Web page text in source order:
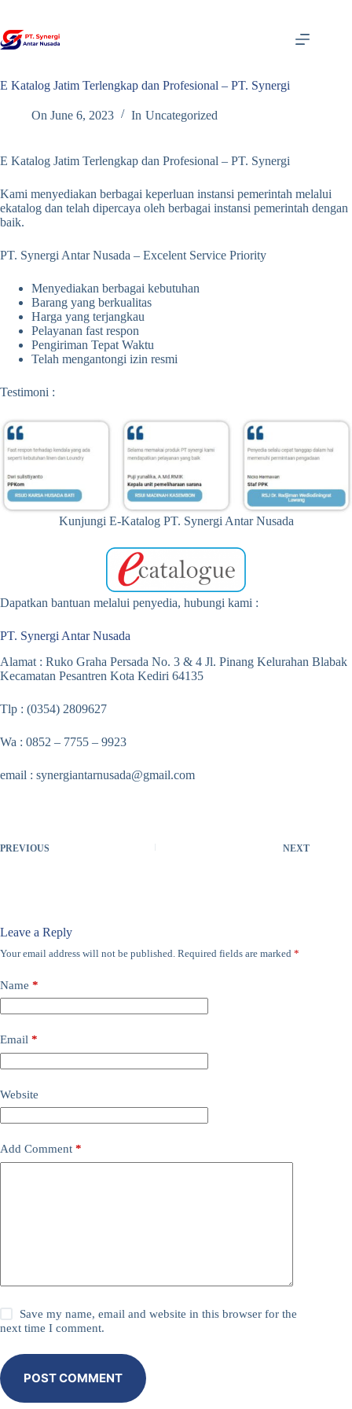
content
E Katalog Jatim Terlengkap dan Profesional – PT. Synergi
On June 6, 2023 In Uncategorized
E Katalog Jatim Terlengkap dan Profesional – PT. Synergi
Kami menyediakan berbagai keperluan instansi pemerintah melalui
ekatalog dan telah dipercaya oleh berbagai instansi pemerintah dengan
baik.
PT. Synergi Antar Nusada – Excelent Service Priority
Menyediakan berbagai kebutuhan
Barang yang berkualitas
Harga yang terjangkau
Pelayanan fast respon
Pengiriman Tepat Waktu
Telah mengantongi izin resmi
Testimoni :
Kunjungi E-Katalog PT. Synergi Antar Nusada
Dapatkan bantuan melalui penyedia, hubungi kami :
PT. Synergi Antar Nusada
Alamat : Ruko Graha Persada No. 3 & 4 Jl. Pinang Kelurahan Blabak
Kecamatan Pesantren Kota Kediri 64135
Tlp : (0354) 2809627
Wa : 0852 – 7755 – 9923
email : synergiantarnusada@gmail.com
PREVIOUS NEXT
Leave a Reply
Your email address will not be published. Required fields are marked *
Name *
Email *
Website
Add Comment *
Save my name, email and website in this browser for the
next time I comment.
POST COMMENT